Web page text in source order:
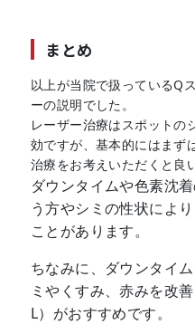
まとめ
以上が当院で扱っているQ
ーの説明でした。
レーザー治療はスポットの
効ですが、基本的にはまず
治療をお考えいただくと良
ダウンタイムや色素沈
う方やシミの性状によ
ことがあります。
ちなみに、ダウンタイ
ミやくすみ、赤みを改
L）がおすすめです。